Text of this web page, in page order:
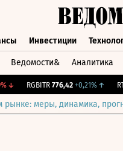
Инвестиции
Ведомости& Аналитика
↓ RGBITR 776,42 +0,21%↑
рынке: меры, динамика,